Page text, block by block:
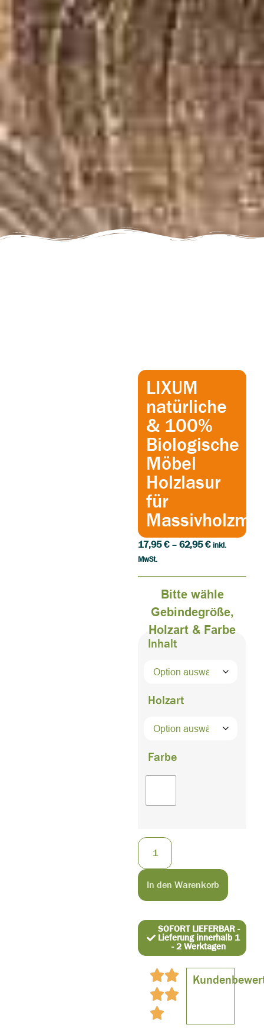
LIXUM
natürliche
& 100%
Biologische
Möbel
Holzlasur
für
17,95€ –62,95€ inkl.
MwSt.
Bitte wähle
Gebindegröße,
Holzart & Farbe
Inhalt
Holzart
Farbe
In den Warenkorb
SOFORT LIEFERBAR -
Lieferung innerhalb 1
- 2 Werktagen